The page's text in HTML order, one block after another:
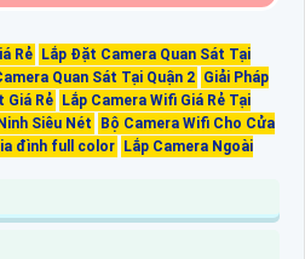
Rẻ Lắp Đặt Camera Quan Sát Tại
Quan Sát Tại Quận 2 Giải Pháp
Giá Rẻ Lắp Camera Wifi Giá Rẻ Tại
Siêu Nét
Bộ Camera Wifi Cho Cửa
đình full color Lắp Camera Ngoài